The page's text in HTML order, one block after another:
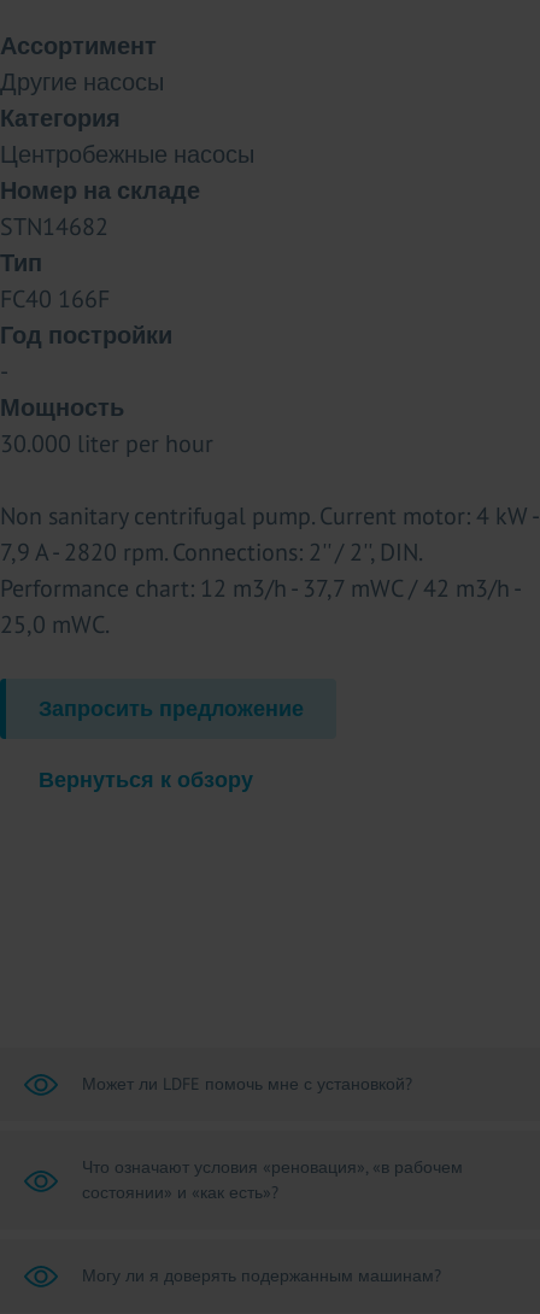
Ассортимент
Другие насосы
Категория
Центробежные насосы
Номер на складе
STN14682
Тип
FC40 166F
Год постройки
-
Мощность
30.000 liter per hour
Non sanitary centrifugal pump. Current motor: 4 kW -
7,9 A - 2820 rpm. Connections: 2'' / 2'', DIN.
Performance chart: 12 m3/h - 37,7 mWC / 42 m3/h -
25,0 mWC.
Запросить предложение
Вернуться к обзору
Может ли LDFE помочь мне с установкой?
Что означают условия «реновация», «в рабочем
состоянии» и «как есть»?
Могу ли я доверять подержанным машинам?